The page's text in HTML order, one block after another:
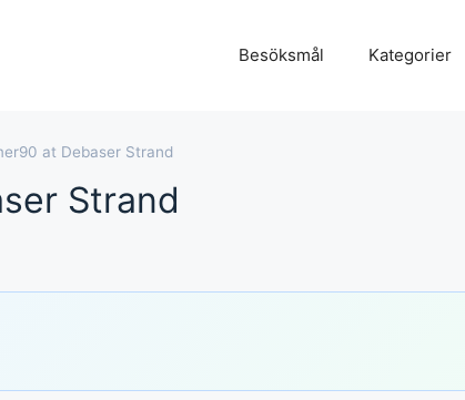
Besöksmål Kategorier
at Debaser Strand
Strand